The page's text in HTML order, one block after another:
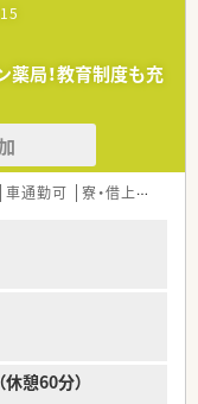
薬局！教育制度も充
車通勤可 寮・借上社宅あり
休憩60分）